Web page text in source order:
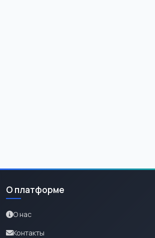
О платформе
О нас
Контакты